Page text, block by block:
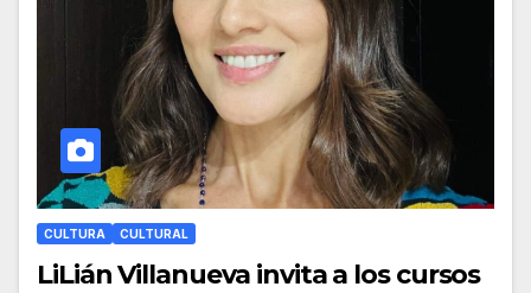
CULTURA CULTURAL
LiLián Villanueva invita a los cursos